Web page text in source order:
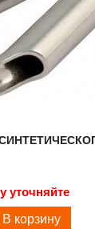
уточняйте
В корзину